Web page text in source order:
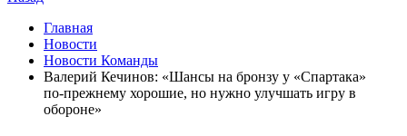
Главная
Новости
Новости Команды
Валерий Кечинов: «Шансы на бронзу у «Спартака»
по‑прежнему хорошие, но нужно улучшать игру в
обороне»